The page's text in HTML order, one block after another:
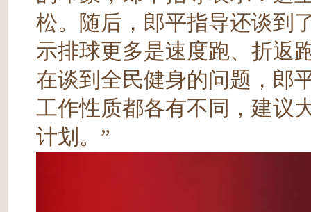
松。随后，郎平指导还谈到
示排球更多是速度跑、折返
在谈到全民健身的问题，郎
工作性质都各有不同，建议
计划。”